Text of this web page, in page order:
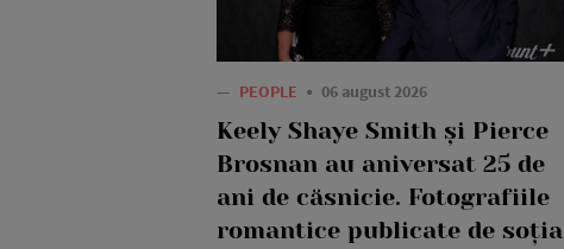
— PEOPLE 06 august 2026
Keely Shaye Smith și Pierce
Brosnan au aniversat 25 de
ani de căsnicie. Fotografiile
romantice publicate de soția